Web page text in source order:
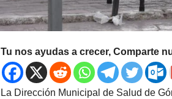
Tu nos ayudas a crecer, Comparte
La Dirección Municipal de Salud de